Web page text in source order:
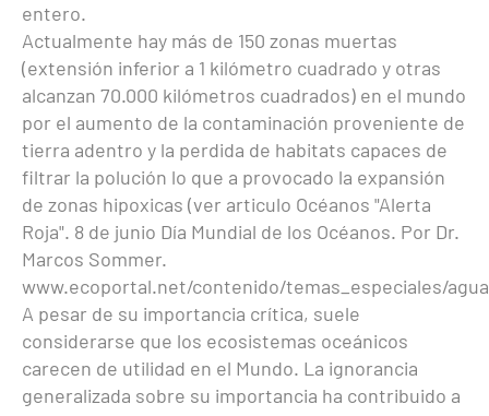
entero.
Actualmente hay más de 150 zonas muertas
(extensión inferior a 1 kilómetro cuadrado y otras
alcanzan 70.000 kilómetros cuadrados) en el mundo
por el aumento de la contaminación proveniente de
tierra adentro y la perdida de habitats capaces de
filtrar la polución lo que a provocado la expansión
de zonas hipoxicas (ver articulo Océanos "Alerta
Roja". 8 de junio Día Mundial de los Océanos. Por Dr.
Marcos Sommer.
www.ecoportal.net/contenido/temas_especiales/
A pesar de su importancia crítica, suele
considerarse que los ecosistemas oceánicos
carecen de utilidad en el Mundo. La ignorancia
generalizada sobre su importancia ha contribuido a